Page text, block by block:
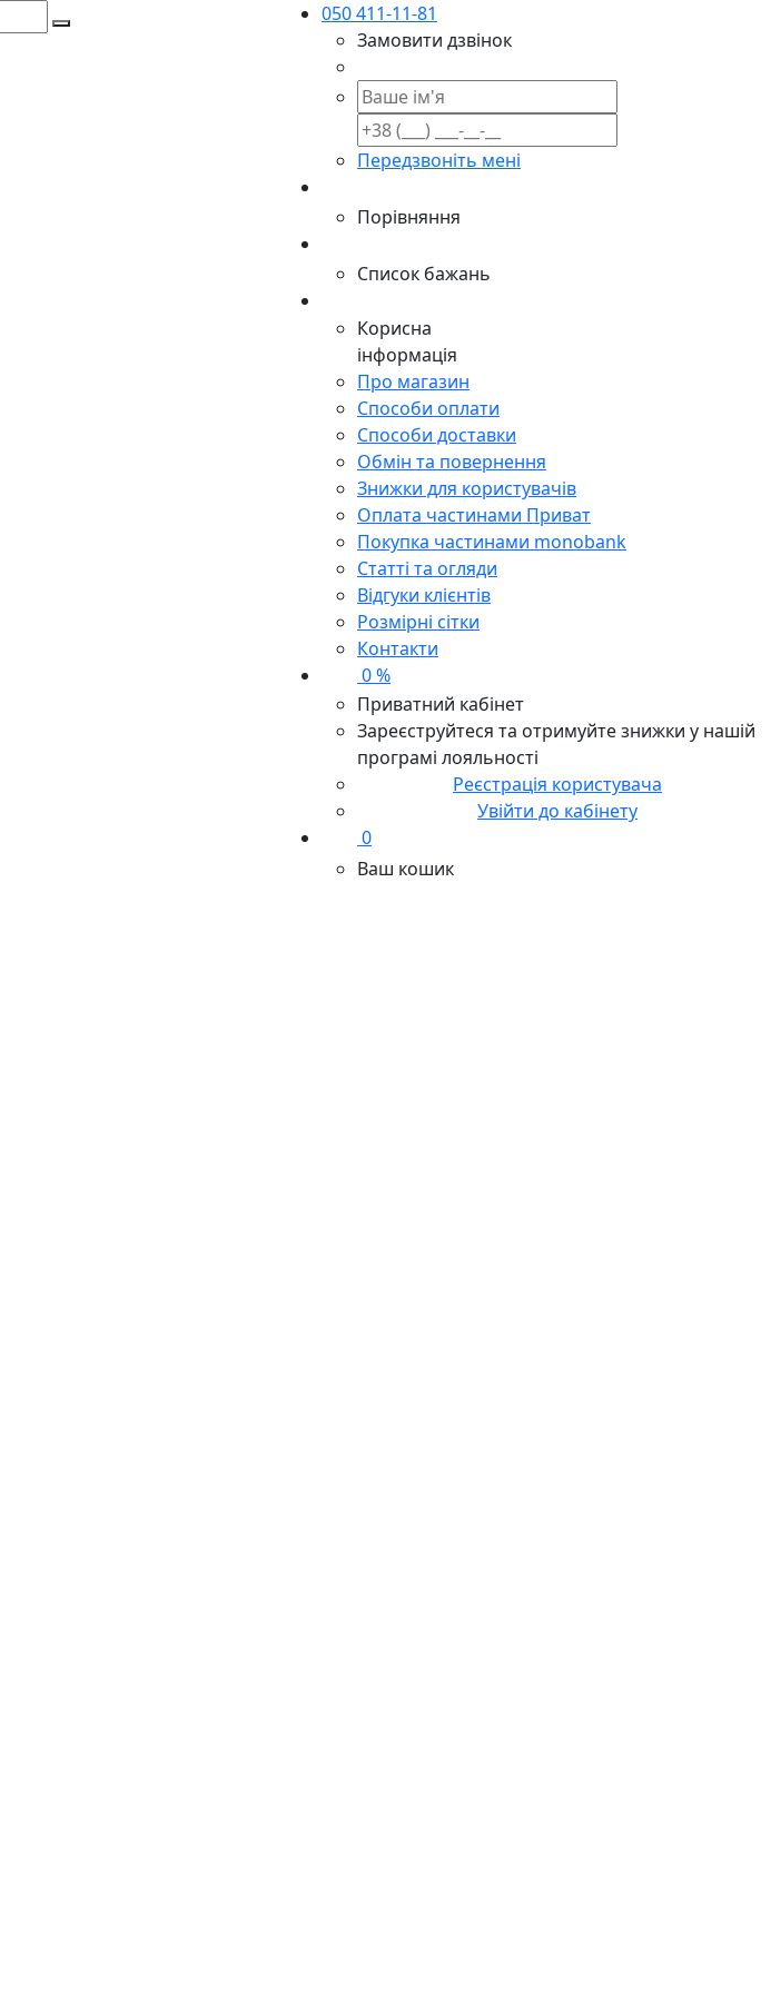
050 411-11-81
Замовити дзвінок
Передзвоніть мені
Порівняння
Список бажань
Корисна
інформація
Про магазин
Способи оплати
Способи доставки
Обмін та повернення
Знижки для користувачів
Оплата частинами Приват
Покупка частинами monobank
Статті та огляди
Відгуки клієнтів
Розмірні сітки
Контакти
0 %
Приватний кабінет
Зареєструйтеся та отримуйте знижки у нашій
програмі лояльності
Реєстрація користувача
Увійти до кабінету
0
Ваш кошик